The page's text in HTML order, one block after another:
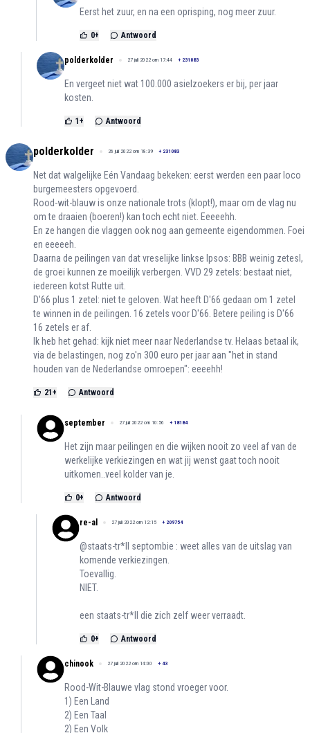
Eerst het zuur, en na een oprisping, nog meer zuur.
0+ Antwoord
polderkolder 27 juli 2022 om 17:44 + 231083
En vergeet niet wat 100.000 asielzoekers er bij, per jaar
kosten.
1 + Antwoord
polderkolder 26 juli 2022 om 18:39 + 231083
Net dat walgelijke Eén Vandaag bekeken: eerst werden een paar loco
burgemeesters opgevoerd.
Rood-wit-blauw is onze nationale trots (klopt!), maar om de vlag nu
om te draaien (boeren!) kan toch echt niet. Eeeeehh.
En ze hangen die vlaggen ook nog aan gemeente eigendommen. Foei
en eeeeeh.
Daarna de peilingen van dat vreselijke linkse Ipsos: BBB weinig zetesl,
de groei kunnen ze moeilijk verbergen. VVD 29 zetels: bestaat niet,
iedereen kotst Rutte uit.
D'66 plus 1 zetel: niet te geloven. Wat heeft D'66 gedaan om 1 zetel
te winnen in de peilingen. 16 zetels voor D'66. Betere peiling is D'66
16 zetels er af.
Ik heb het gehad: kijk niet meer naar Nederlandse tv. Helaas betaal ik,
via de belastingen, nog zo'n 300 euro per jaar aan "het in stand
houden van de Nederlandse omroepen": eeeehh!
21 + Antwoord
september 27 juli 2022 om 10:56 + 18184
Het zijn maar peilingen en die wijken nooit zo veel af van de
werkelijke verkiezingen en wat jij wenst gaat toch nooit
uitkomen..veel kolder van je.
0+ Antwoord
re-al 27 juli 2022 om 12:15 + 209754
@staats-tr*ll septombie : weet alles van de uitslag van
komende verkiezingen.
Toevallig.
NIET.
een staats-tr*ll die zich zelf weer verraadt.
0+ Antwoord
chinook 27 juli 2022 om 14:00 + 43
Rood-Wit-Blauwe vlag stond vroeger voor.
1) Een Land
2) Een Taal
2) Een Volk